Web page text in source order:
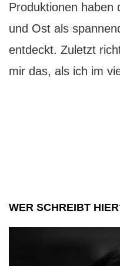
Produktionen haben
und Ost als
entdeckt. Zuletzt
mir das, als ich im
WER SCHREIBT